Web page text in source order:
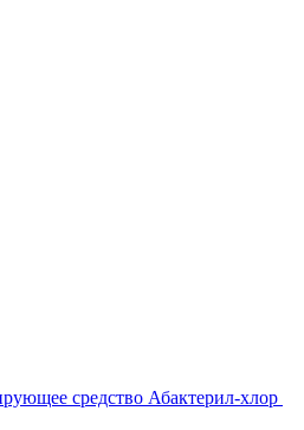
средство Абактерил-хлор